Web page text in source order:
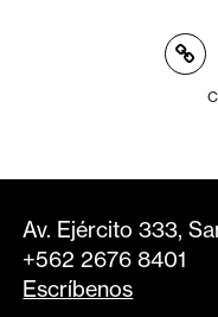
Av. Ejército 333,
+562 2676 8401
Escríbenos